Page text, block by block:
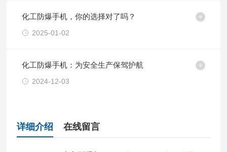
化工防爆手机，你的选择对了吗？
2025-01-02
化工防爆手机：为安全生产保驾护航
2024-12-03
详细介绍 在线留言